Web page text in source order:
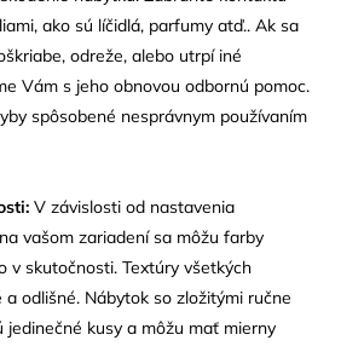
ako sú líčidlá, parfumy atď.. Ak sa
odreže, alebo utrpí iné
Vám s jeho obnovou odbornú pomoc.
spôsobené nesprávnym používaním
V závislosti od nastavenia
vašom zariadení sa môžu farby
v skutočnosti. Textúry všetkých
odlišné. Nábytok so zložitými ručne
jedinečné kusy a môžu mať mierny